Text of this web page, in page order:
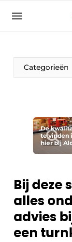
asset
authlogoff
Direct
Jaarboek
Meest
Podcasts
Categorieën
Woning- en
Monumenten
Gevels, Daken
De
te vinden
hier bij
Bij deze
alles
advies
een